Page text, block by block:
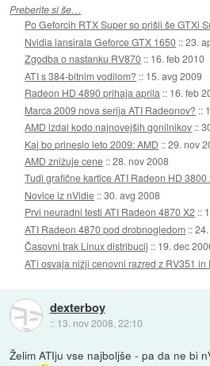
Preberite si še…
Po Geforcih RTX Super so prišli še GTXi
Nvidia lansirala Geforce GTX 1650 ::23.
Zgodba o nastanku RV870 :: 16. feb 2010
ATI s 384-bitnim vodilom? :: 15. avg 2009
Radeon HD 4890 prihaja aprila :: 16. feb
Marca 2009 nova serija ATI Radeonov? ::
AMD izdal kodo najnovejših gonilnikov ::
Kaj bo prineslo leto 2009: AMD ::29. nov
AMD znižuje cene ::28. nov 2008
Tudi grafične kartice ATI Radeon HD 3800
Novice iz nVidie ::30. avg 2008
Prvi neuradni testi ATI Radeon 4870 X2 ::
ATI Radeon 4870 pod drobnogledom ::
Časovni trak Linux distribucij :: 19. dec
ATi osvaja nižji cenovni razred z RV351 in
dexterboy
:: 13. nov 2008, 22:10
Želim ATIju vse najboljše - pa da ne bi